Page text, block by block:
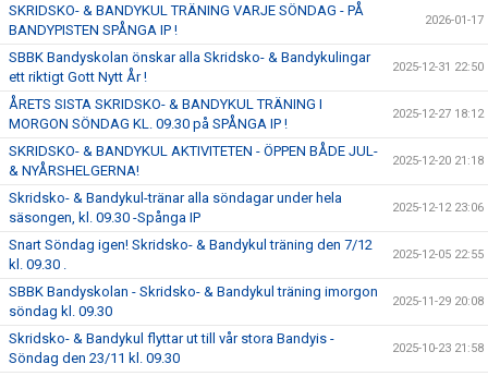
SKRIDSKO- & BANDYKUL TRÄNING VARJE SÖNDAG - PÅ
BANDYPISTEN SPÅNGA IP !
2026-01-17
SBBK Bandyskolan önskar alla Skridsko- & Bandykulingar
ett riktigt Gott Nytt År !
2025-12-31 22:50
ÅRETS SISTA SKRIDSKO- & BANDYKUL TRÄNING I
MORGON SÖNDAG KL. 09.30 på SPÅNGA IP !
2025-12-27 18:12
SKRIDSKO- & BANDYKUL AKTIVITETEN - ÖPPEN BÅDE JUL-
& NYÅRSHELGERNA!
2025-12-20 21:18
Skridsko- & Bandykul-tränar alla söndagar under hela
säsongen, kl. 09.30 -Spånga IP
2025-12-12 23:06
Snart Söndag igen! Skridsko- & Bandykul träning den 7/12
kl. 09.30 .
2025-12-05 22:55
SBBK Bandyskolan - Skridsko- & Bandykul träning imorgon
söndag kl. 09.30
2025-11-29 20:08
Skridsko- & Bandykul flyttar ut till vår stora Bandyis -
Söndag den 23/11 kl. 09.30
2025-10-23 21:58